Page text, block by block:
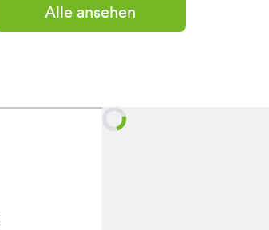
Alle ansehen